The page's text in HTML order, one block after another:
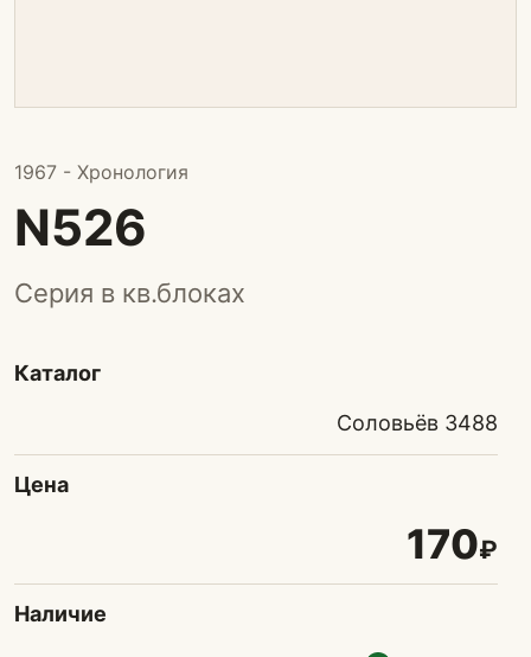
1967 - Хронология
N526
Серия в кв.блоках
Каталог
Соловьёв 3488
Цена
170₽
Наличие